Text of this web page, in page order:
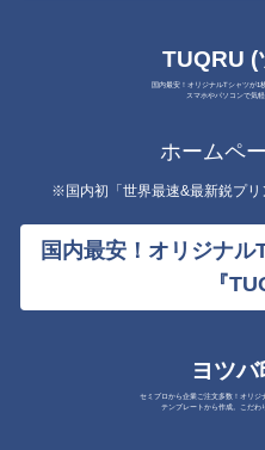
TUQRU (
国内最安！オリジナルTシャツが1
スマホやパソコンで気軽
ホームペ
※国内初「世界最速&最新鋭プ
国内最安！オリジナ
『
ヨツバ
セミプロから企業ご注文多数！オリジ
テンプレートから作成。こだわ